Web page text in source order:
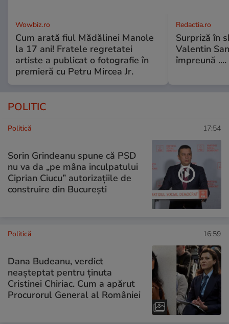
Wowbiz.ro
Cum arată fiul Mădălinei Manole
la 17 ani! Fratele regretatei
artiste a publicat o fotografie în
premieră cu Petru Mircea Jr.
Redactia.ro
Surpriză în
Valentin
împreună ....
POLITIC
Politică 17:54
Sorin Grindeanu spune că PSD
nu va da „pe mâna inculpatului
Ciprian Ciucu” autorizațiile de
construire din București
Politică 16:59
Dana Budeanu, verdict
neașteptat pentru ținuta
Cristinei Chiriac. Cum a apărut
Procurorul General al României